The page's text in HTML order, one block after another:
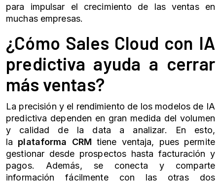
para impulsar el crecimiento de las ventas en
muchas empresas.
¿Cómo Sales Cloud con IA
predictiva ayuda a cerrar
más ventas?
La precisión y el rendimiento de los modelos de IA
predictiva dependen en gran medida del volumen
y calidad de la data a analizar. En esto,
la plataforma CRM tiene ventaja, pues permite
gestionar desde prospectos hasta facturación y
pagos. Además, se conecta y comparte
información fácilmente con las otras dos